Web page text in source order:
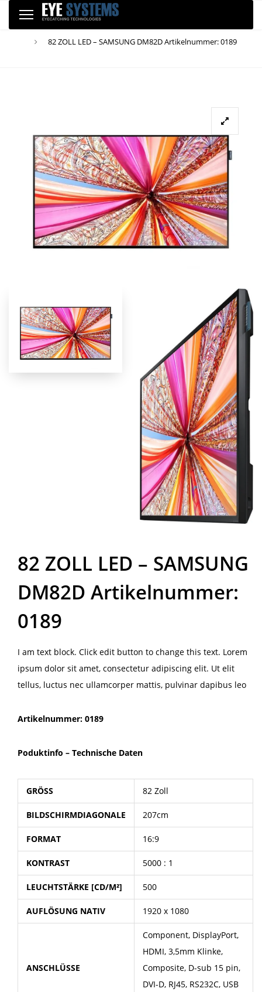
Skip
links
Toggle
navigation
82 ZOLL LED – SAMSUNG DM82D Artikelnummer: 0189
82 ZOLL LED – SAMSUNG
DM82D Artikelnummer:
0189
I am text block. Click edit button to change this text. Lorem
ipsum dolor sit amet, consectetur adipiscing elit. Ut elit
tellus, luctus nec ullamcorper mattis, pulvinar dapibus leo
Artikelnummer: 0189
Poduktinfo – Technische Daten
GRÖSS 82 Zoll
BILDSCHIRMDIAGONALE 207cm
FORMAT 16:9
KONTRAST 5000 : 1
LEUCHTSTÄRKE [CD/M²] 500
AUFLÖSUNG NATIV 1920 x 1080
ANSCHLÜSSE
Component, DisplayPort,
HDMI, 3,5mm Klinke,
Composite, D-sub 15 pin,
DVI-D, RJ45, RS232C, USB